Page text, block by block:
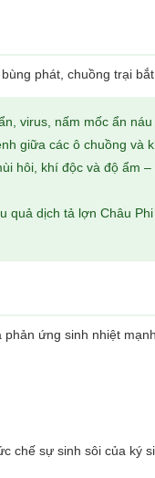
phát, chuồng trại
virus, nấm mốc ẩn
giữa các ô chuồng và
hôi, khí độc và độ ẩm
quả dịch tả lợn Châu
ứng sinh nhiệt
chế sự sinh sôi của ký